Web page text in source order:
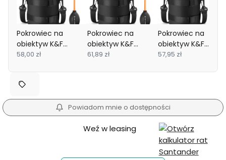
Pokrowiec na
obiektyw K&F
KF13.203 Rozmiar XL
58,00 zł
Pokrowiec na
obiektyw K&F
KF13.202 Rozmiar L
61,89 zł
Pokrowiec na
obiektyw K&F
KF13.201 Rozmiar M
57,95 zł
Powiadom mnie o dostępności
Weź w leasing